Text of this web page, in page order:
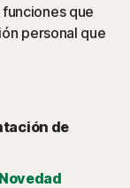
que
personal que
de
Novedad